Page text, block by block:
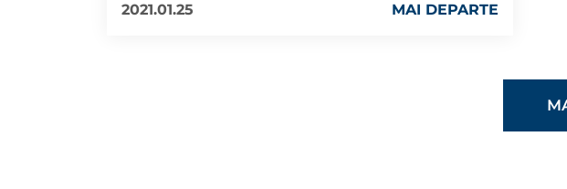
Uzghorod și Satu Mare", cod EMS 2SOFT/4.3/109 în
2021.01.25 MAI DEPARTE